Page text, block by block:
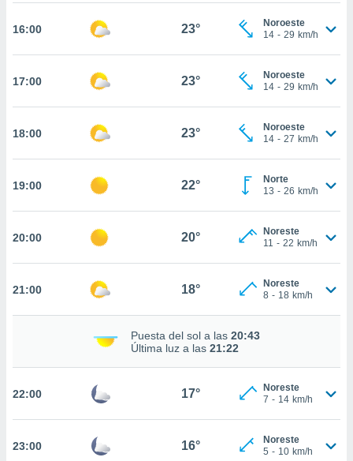
cookies
aceptar
se
o
Puedes
acceder a
16:00 23°
Noroeste
14 - 29 km/h
17:00 23°
Noroeste
14 - 29 km/h
18:00 23°
Noroeste
14 - 27 km/h
19:00 22°
Norte
13 - 26 km/h
20:00 20°
Noreste
11 - 22 km/h
21:00 18°
Noreste
8 - 18 km/h
Puesta del sol a las 20:43
Última luz a las 21:22
22:00 17°
Noreste
7 - 14 km/h
23:00 16°
Noreste
5 - 10 km/h